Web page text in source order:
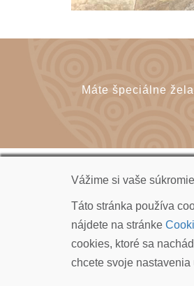
Máte špeciálne
Vážime si vaše súkromie
Táto stránka používa
nájdete na stránke
cookies, ktoré sa
chcete svoje